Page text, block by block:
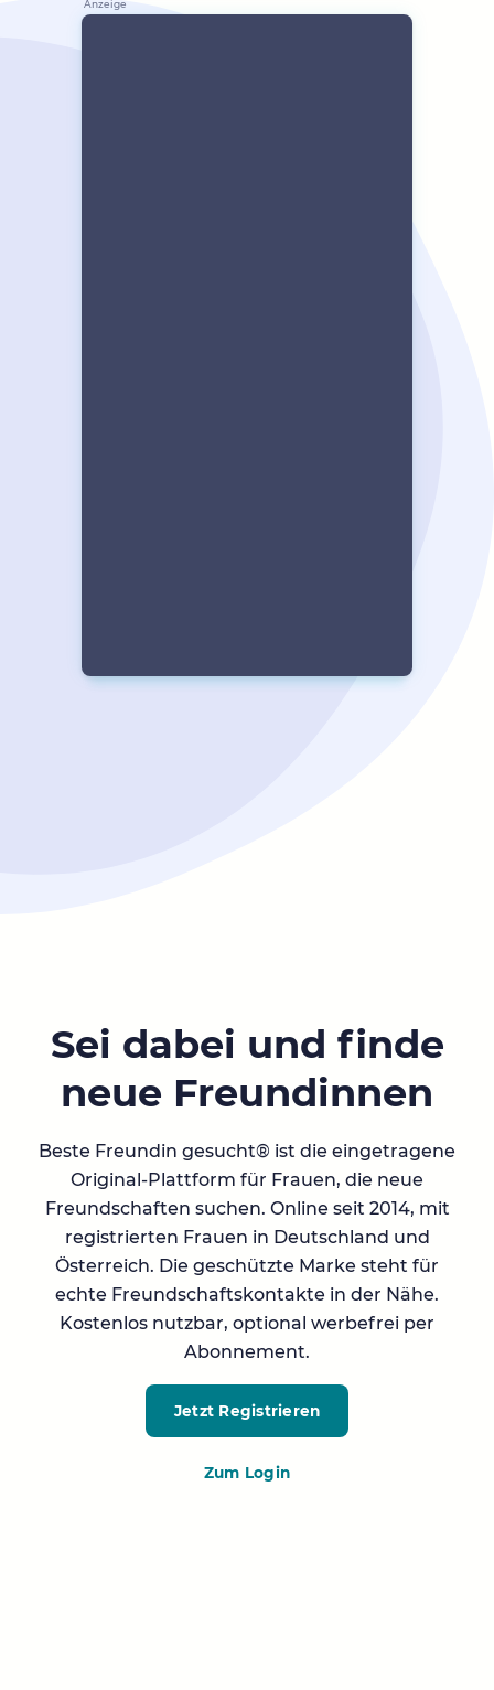
Sei dabei und finde
neue Freundinnen
Beste Freundin gesucht® ist die eingetragene
Original-Plattform für Frauen, die neue
Freundschaften suchen. Online seit 2014, mit
registrierten Frauen in Deutschland und
Österreich. Die geschützte Marke steht für
echte Freundschaftskontakte in der Nähe.
Kostenlos nutzbar, optional werbefrei per
Abonnement.
Jetzt Registrieren
Zum Login